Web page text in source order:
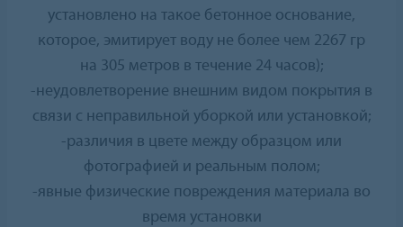
установлено на такое бетонное основание,
которое, эмитирует воду не более чем 2267 гр
на 305 метров в течение 24 часов);
-неудовлетворение внешним видом покрытия в
связи с неправильной уборкой или установкой;
-различия в цвете между образцом или
фотографией и реальным полом;
-явные физические повреждения материала во
время установки